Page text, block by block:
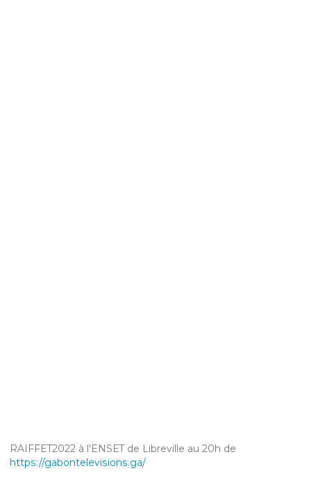
RAIFFET2022 à l'ENSET de Libreville au 20h de
https://gabontelevisions.ga/